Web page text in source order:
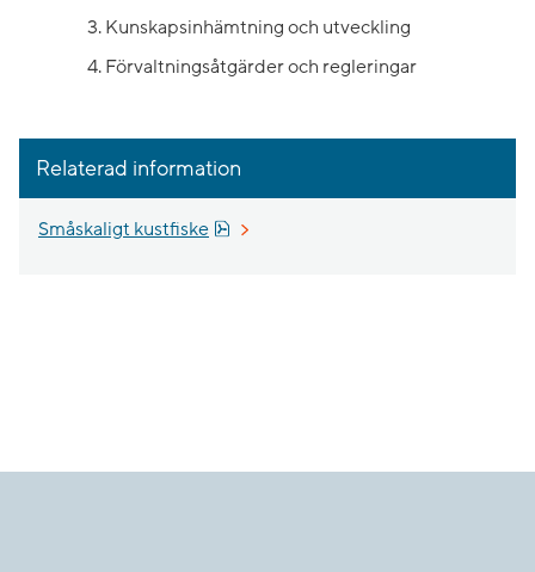
Kunskapsinhämtning och utveckling
Förvaltningsåtgärder och regleringar
Relaterad information
Småskaligt kustfiske Pdf, 4.5 MB, öppnas i nytt fönster.